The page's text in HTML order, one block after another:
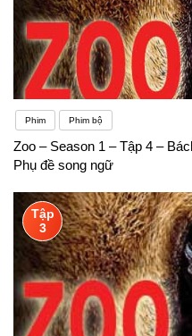
Phim Phim bộ
Zoo – Season 1 – Tập 4 –
Phụ đề song ngữ
Tập
3